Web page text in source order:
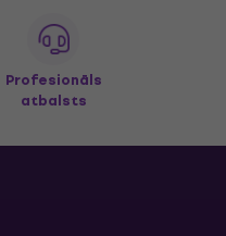
Profesionāls
atbalsts